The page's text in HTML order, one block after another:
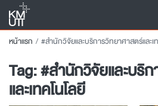
หน้าแรก #สำนักวิจัยและบริการวิทยาศาสตร์และเทคโน
Tag:#สำนักวิจัยและบริ
และเทคโนโลยี